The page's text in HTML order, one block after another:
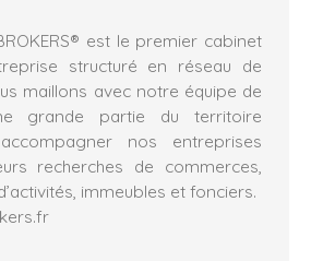
BROKERS® est le premier cabinet
structuré en réseau de
maillons avec notre équipe de
grande partie du territoire
nos entreprises
recherches de commerces,
immeubles et fonciers.